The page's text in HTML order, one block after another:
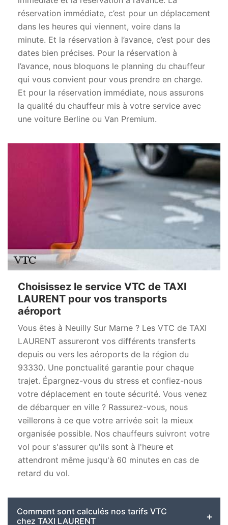
réservation immédiate, c’est pour un déplacement
dans les heures qui viennent, voire dans la
minute. Et la réservation à l’avance, c’est pour des
dates bien précises. Pour la réservation à
l’avance, nous bloquons le planning du chauffeur
qui vous convient pour vous prendre en charge.
Et pour la réservation immédiate, nous assurons
la qualité du chauffeur mis à votre service avec
une voiture Berline ou Van Premium.
Choisissez le service VTC de TAXI
LAURENT pour vos transports
aéroport
Vous êtes à Neuilly Sur Marne ? Les VTC de TAXI
LAURENT assureront vos différents transferts
depuis ou vers les aéroports de la région du
93330. Une ponctualité garantie pour chaque
trajet. Épargnez-vous du stress et confiez-nous
votre déplacement en toute sécurité. Vous venez
de débarquer en ville ? Rassurez-vous, nous
veillerons à ce que votre arrivée soit la mieux
organisée possible. Nos chauffeurs suivront votre
vol pour s'assurer qu'ils sont à l'heure et
attendront même jusqu'à 60 minutes en cas de
retard du vol.
Comment sont calculés nos tarifs VTC
chez TAXI LAURENT